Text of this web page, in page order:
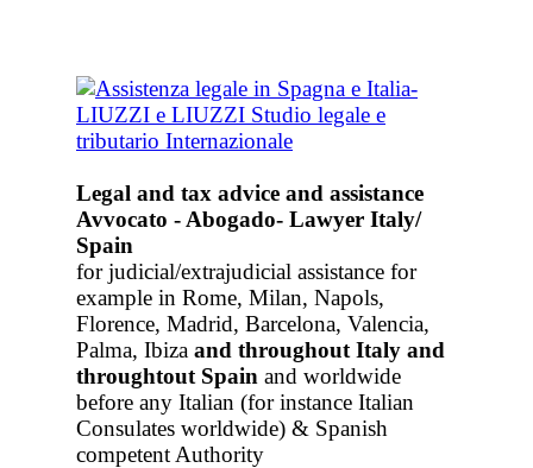
Legal and tax advice and assistance
Avvocato - Abogado- Lawyer Italy/
Spain
for judicial/extrajudicial assistance for
example in Rome, Milan, Napols,
Florence, Madrid, Barcelona, Valencia,
Palma, Ibiza and throughout Italy and
throughtout Spain and worldwide
before any Italian (for instance Italian
Consulates worldwide) & Spanish
competent Authority